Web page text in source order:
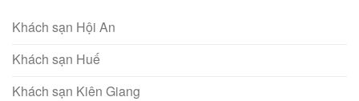
Khách sạn Hội An
Khách sạn Huế
Khách sạn Kiên Giang